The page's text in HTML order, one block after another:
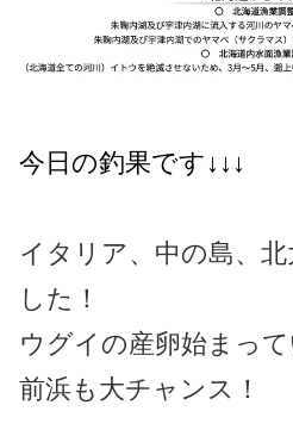
今日の釣果です↓↓↓
イタリア、中の島、
した！
ウグイの産卵始まって
前浜も大チャンス！